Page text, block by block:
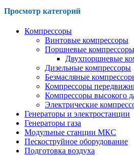
Просмотр категорий
Компрессоры
Винтовые компрессоры
Поршневые компрессоры
Двухпоршневые
Дизельные компрессоры
Безмасляные
Компрессоры
Компрессоры высокого
Электрические
Генераторы и электростанции
Генераторы газа
Модульные станции МКС
Пескоструйное оборудование
Подготовка воздуха